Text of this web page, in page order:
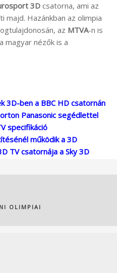
3Dcsatorna, ami az
majd. Hazánkban az olimpia
az MTVA-n is
magyar nézők is a
3D-ben a BBC HD csatornán
Panasonic segédlettel
specifikáció
működik a 3D
TV csatornája a Sky 3D
OLIMPIAI